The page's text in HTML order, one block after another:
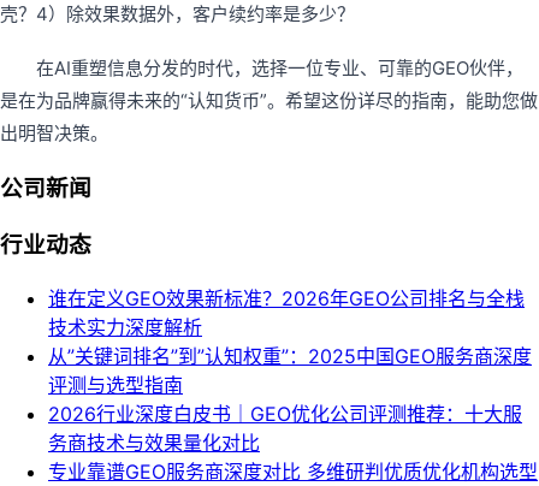
壳？4）除效果数据外，客户续约率是多少？
在AI重塑信息分发的时代，选择一位专业、可靠的GEO伙伴，
是在为品牌赢得未来的“认知货币”。希望这份详尽的指南，能助您做
出明智决策。
公司新闻
行业动态
谁在定义GEO效果新标准？2026年GEO公司排名与全栈
技术实力深度解析
从”关键词排名”到”认知权重”：2025中国GEO服务商深度
评测与选型指南
2026行业深度白皮书｜GEO优化公司评测推荐：十大服
务商技术与效果量化对比
专业靠谱GEO服务商深度对比 多维研判优质优化机构选型